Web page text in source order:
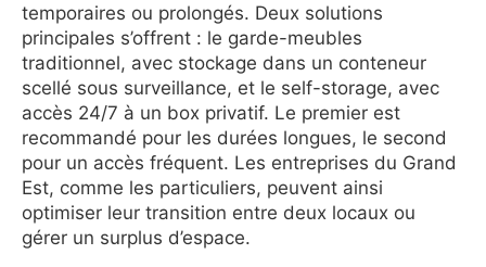
temporaires ou prolongés. Deux solutions
principales s’offrent : le garde-meubles
traditionnel, avec stockage dans un conteneur
scellé sous surveillance, et le self-storage, avec
accès 24/7 à un box privatif. Le premier est
recommandé pour les durées longues, le second
pour un accès fréquent. Les entreprises du Grand
Est, comme les particuliers, peuvent ainsi
optimiser leur transition entre deux locaux ou
gérer un surplus d’espace.